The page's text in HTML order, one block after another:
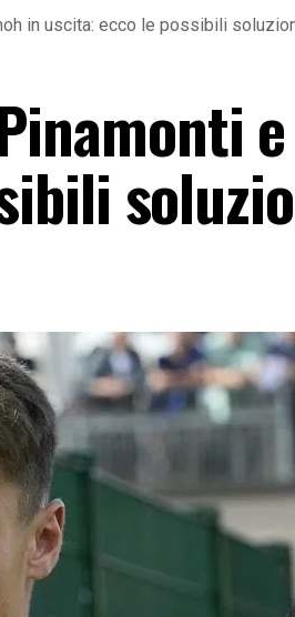
in uscita: ecco le possibili